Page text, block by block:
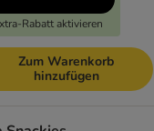
Rabatt aktivieren
Zum Warenkorb
hinzufügen